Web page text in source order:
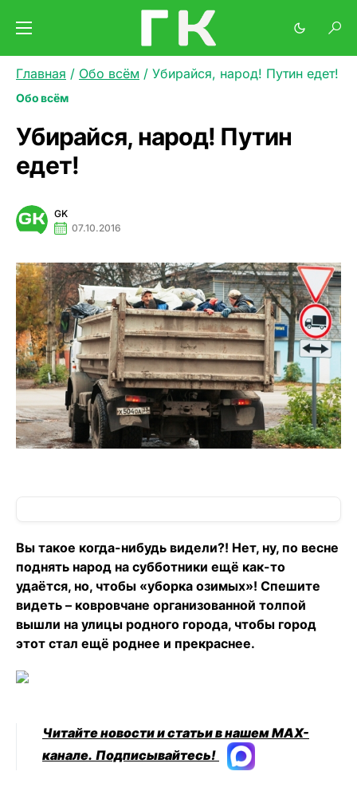
Главная / Обо всём / Убирайся, народ! Путин едет!
Обо всём
Убирайся, народ! Путин
едет!
GK
07.10.2016
Вы такое когда-нибудь видели?! Нет, ну, по весне
поднять народ на субботники ещё как-то
удаётся, но, чтобы «уборка озимых»! Спешите
видеть – ковровчане организованной толпой
вышли на улицы родного города, чтобы город
этот стал ещё роднее и прекраснее.
Читайте новости и статьи в нашем MAX-
канале. Подписывайтесь!